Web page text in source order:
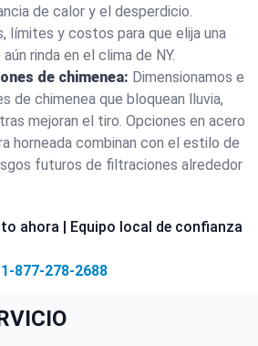
de calor y el desperdicio.
límites y costos para que elija una
rinda en el clima de NY.
de chimenea: Dimensionamos e
de chimenea que bloquean lluvia,
mejoran el tiro. Opciones en acero
horneada combinan con el estilo de
futuros de filtraciones alrededor
ahora | Equipo local de confianza
1-877-278-2688